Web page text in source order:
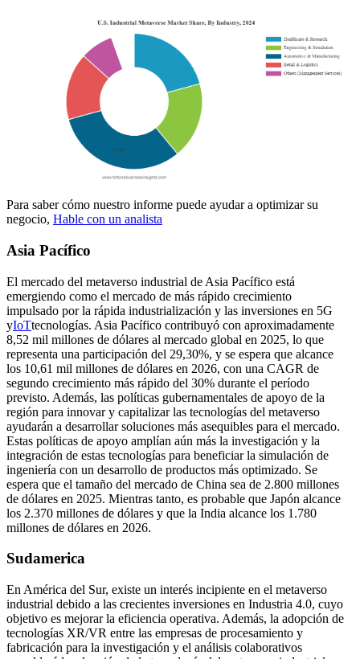
Para saber cómo nuestro informe puede ayudar a optimizar su
negocio, Hable con un analista
Asia Pacífico
El mercado del metaverso industrial de Asia Pacífico está
emergiendo como el mercado de más rápido crecimiento
impulsado por la rápida industrialización y las inversiones en 5G
yIoTtecnologías. Asia Pacífico contribuyó con aproximadamente
8,52 mil millones de dólares al mercado global en 2025, lo que
representa una participación del 29,30%, y se espera que alcance
los 10,61 mil millones de dólares en 2026, con una CAGR de
segundo crecimiento más rápido del 30% durante el período
previsto. Además, las políticas gubernamentales de apoyo de la
región para innovar y capitalizar las tecnologías del metaverso
ayudarán a desarrollar soluciones más asequibles para el mercado.
Estas políticas de apoyo amplían aún más la investigación y la
integración de estas tecnologías para beneficiar la simulación de
ingeniería con un desarrollo de productos más optimizado. Se
espera que el tamaño del mercado de China sea de 2.800 millones
de dólares en 2025. Mientras tanto, es probable que Japón alcance
los 2.370 millones de dólares y que la India alcance los 1.780
millones de dólares en 2026.
Sudamerica
En América del Sur, existe un interés incipiente en el metaverso
industrial debido a las crecientes inversiones en Industria 4.0, cuyo
objetivo es mejorar la eficiencia operativa. Además, la adopción de
tecnologías XR/VR entre las empresas de procesamiento y
fabricación para la investigación y el análisis colaborativos